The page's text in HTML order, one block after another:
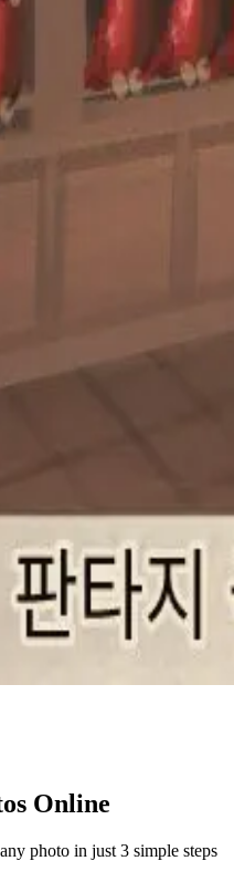
Online
photo in just 3 simple steps